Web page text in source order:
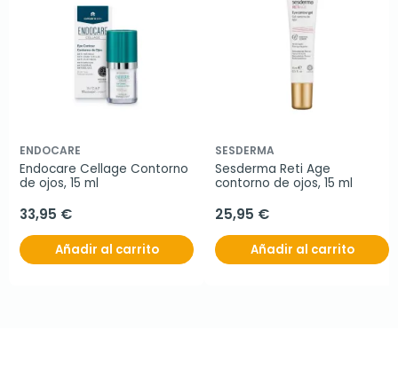
ENDOCARE
Endocare Cellage Contorno
de ojos, 15 ml
33,95 €
Añadir al carrito
SESDERMA
Sesderma Reti Age
contorno de ojos, 15 ml
25,95 €
Añadir al carrito